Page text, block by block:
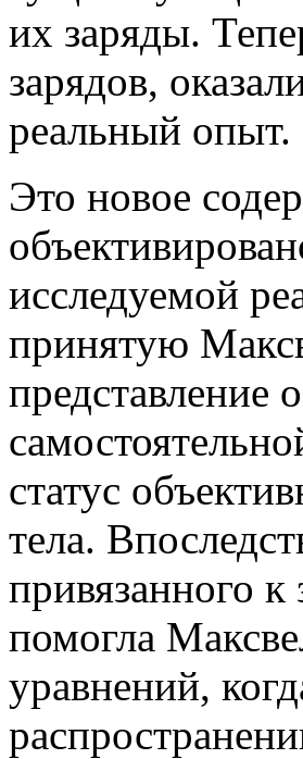
их заряды.
зарядов,
реальный опыт.
Это новое
исследуемой
принятую
представление
статус
тела.
привязанного к
помогла
уравнений,